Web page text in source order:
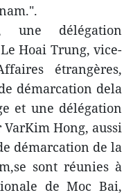
une délégation
Hoai Trung, vice-
étrangères,
démarcation dela
et une délégation
Hong, aussi
démarcation de la
sont réunies à
de Moc Bai,